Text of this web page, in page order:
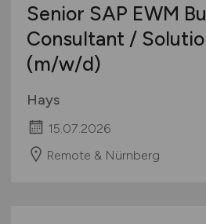
Senior SAP EWM
Consultant /
(m/w/d)
Hays
15.07.2026
Remote & Nürnberg